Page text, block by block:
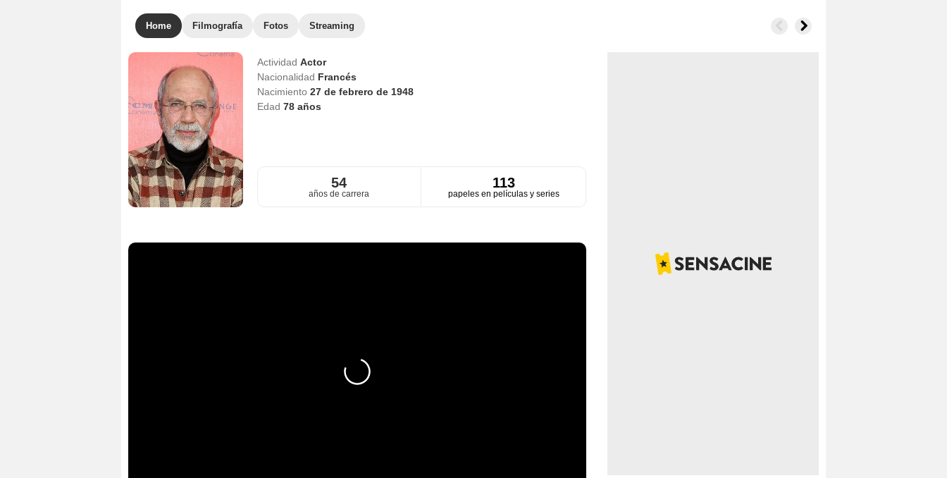
Home Filmografía Fotos Streaming
Actividad Actor
Nacionalidad Francés
Nacimiento 27 de febrero de 1948
Edad 78años
54
años de carrera
113
papeles en películas y series